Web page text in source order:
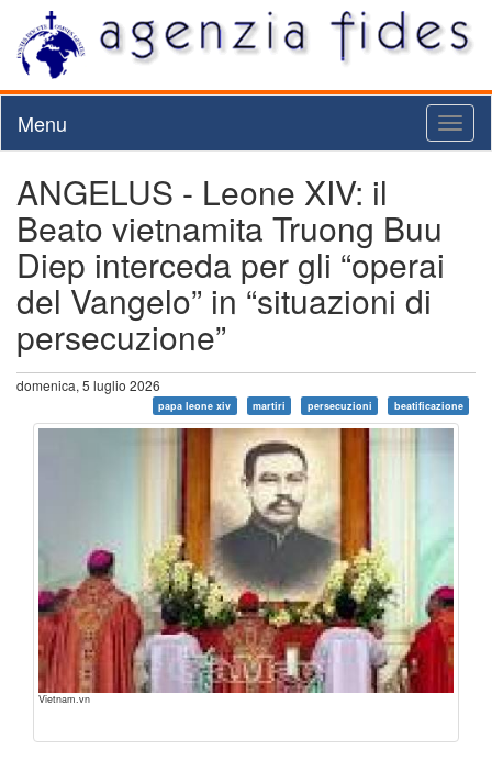
Menu
ANGELUS - Leone XIV: il
Beato vietnamita Truong Buu
Diep interceda per gli “operai
del Vangelo” in “situazioni di
persecuzione”
domenica, 5 luglio 2026
papa leone xiv martiri persecuzioni beatificazione
Vietnam.vn